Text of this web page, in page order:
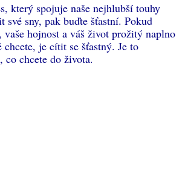
který spojuje naše nejhlubší touhy
sny, pak buďte šťastní. Pokud
hojnost a váš život prožitý naplno
je cítit se šťastný. Je to
chcete do života.